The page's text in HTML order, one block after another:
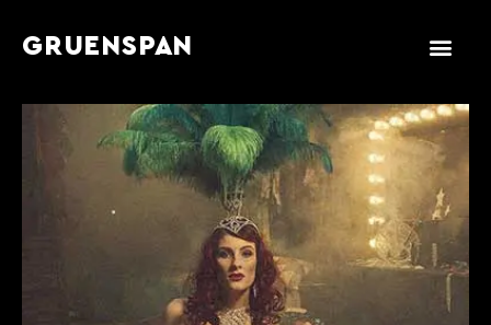
GRUENSPAN